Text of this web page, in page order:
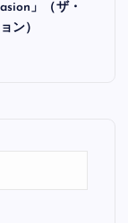
」（ザ・
ン）